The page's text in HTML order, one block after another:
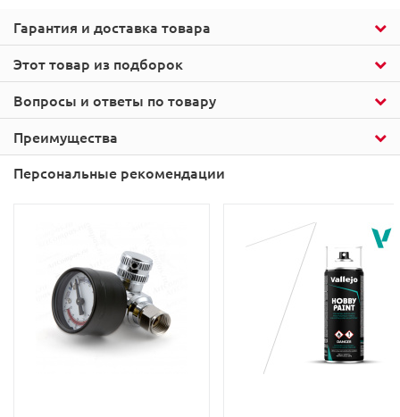
Этот товар из подборок
Гарантия и доставка товара
Вопросы и ответы по товару
Преимущества
Персональные рекомендации